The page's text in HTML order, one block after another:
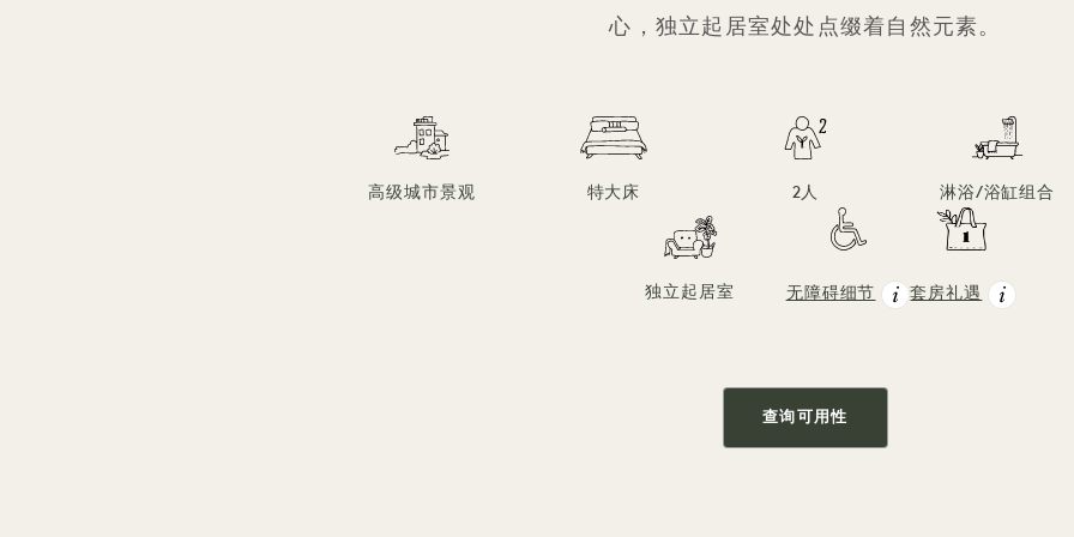
心，独立起居室处处点缀着自然元素。
高级城市景观 特大床 2人 淋浴/浴缸组合
独立起居室 无障碍细节 套房礼遇
查询可用性